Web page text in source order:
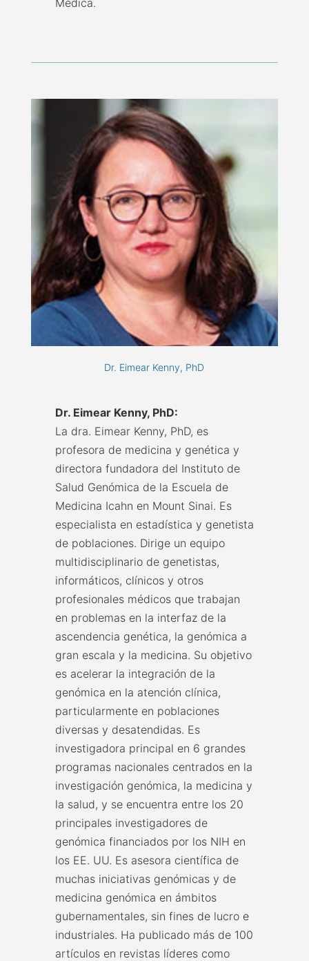
Dr. Eimear Kenny, PhD
Dr. Eimear Kenny, PhD:
La dra. Eimear Kenny, PhD, es
profesora de medicina y genética y
directora fundadora del Instituto de
Salud Genómica de la Escuela de
Medicina Icahn en Mount Sinai. Es
especialista en estadística y genetista
de poblaciones. Dirige un equipo
multidisciplinario de genetistas,
informáticos, clínicos y otros
profesionales médicos que trabajan
en problemas en la interfaz de la
ascendencia genética, la genómica a
gran escala y la medicina. Su objetivo
es acelerar la integración de la
genómica en la atención clínica,
particularmente en poblaciones
diversas y desatendidas. Es
investigadora principal en 6 grandes
programas nacionales centrados en la
investigación genómica, la medicina y
la salud, y se encuentra entre los 20
principales investigadores de
genómica financiados por los NIH en
los EE. UU. Es asesora científica de
muchas iniciativas genómicas y de
medicina genómica en ámbitos
gubernamentales, sin fines de lucro e
industriales. Ha publicado más de 100
artículos en revistas líderes como